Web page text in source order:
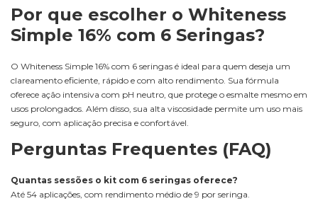
Por que escolher o Whiteness
Simple 16% com 6 Seringas?
O Whiteness Simple 16% com 6 seringas é ideal para quem deseja um
clareamento eficiente, rápido e com alto rendimento. Sua fórmula
oferece ação intensiva com pH neutro, que protege o esmalte mesmo em
usos prolongados. Além disso, sua alta viscosidade permite um uso mais
seguro, com aplicação precisa e confortável.
Perguntas Frequentes (FAQ)
Quantas sessões o kit com 6 seringas oferece?
Até 54 aplicações, com rendimento médio de 9 por seringa.